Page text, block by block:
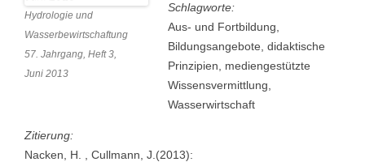
Hydrologie und
Wasserbewirtschaftung
57. Jahrgang, Heft 3,
Juni 2013
Schlagworte:
Aus- und Fortbildung,
Bildungsangebote, didaktische
Prinzipien, mediengestützte
Wissensvermittlung,
Wasserwirtschaft
Zitierung:
Nacken, H. , Cullmann, J.(2013):